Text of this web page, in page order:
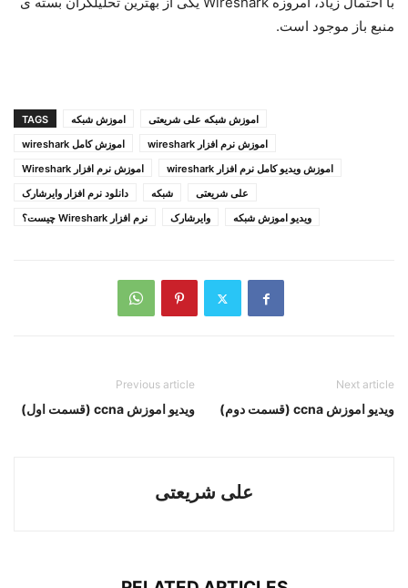
منبع باز موجود است.
TAGS اموزش شبکه
اموزش شبکه علی شریعتی
اموزش کامل wireshark
اموزش نرم افزار wireshark
اموزش نرم افزار Wireshark
اموزش ویدیو کامل نرم افزار wireshark
دانلود نرم افزار وایرشارک
شبکه
علی شریعتی
نرم افزار Wireshark چیست؟
وایرشارک ویدیو اموزش شبکه
Previous article
ویدیو اموزش ccna (قسمت اول)
Next article
ویدیو اموزش ccna (قسمت دوم)
علی شریعتی